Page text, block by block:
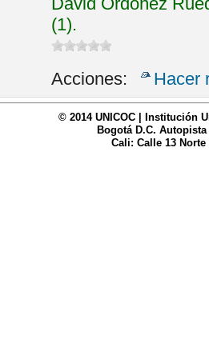
(1).
Acciones: Hacer
© 2014 UNICOC | Institución
Bogotá D.C. Autopista
Cali: Calle 13 Norte